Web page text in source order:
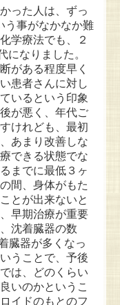
った人は、ずっ
う事がなかなか難
学療法でも、２
になりました。
がある程度早く
患者さんに対し
いるという印象
が悪く、年代ご
けれども、最初
あまり改善しな
できる状態でな
までに最低３ヶ
間、身体がもた
とが出来ないと
早期治療が重要
沈着臓器の数
臓器が多くなっ
うことで、予後
は、どのくらい
いのかというこ
イドのもとのフ